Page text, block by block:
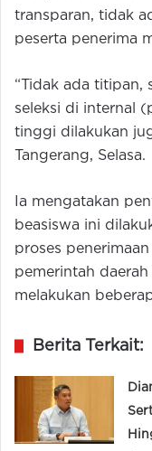
transparan, tidak
peserta penerima
“Tidak ada titipan,
seleksi di internal
tinggi dilakukan
Tangerang, Selasa.
Ia mengatakan
beasiswa ini
proses
pemerintah
melakukan
Berita Terkait: